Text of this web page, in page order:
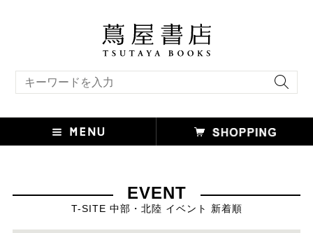
EVENT
T-SITE 中部・北陸 イベント 新着順